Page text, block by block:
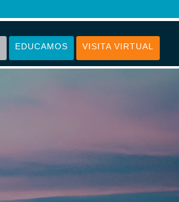
EDUCAMOS VISITA VIRTUAL